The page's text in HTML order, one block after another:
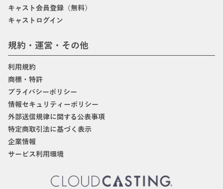
キャスト会員登録（無料）
キャストログイン
規約・運営・その他
利用規約
商標・特許
プライバシーポリシー
情報セキュリティーポリシー
外部送信規律に関する公表事項
特定商取引法に基づく表示
企業情報
サービス利用環境